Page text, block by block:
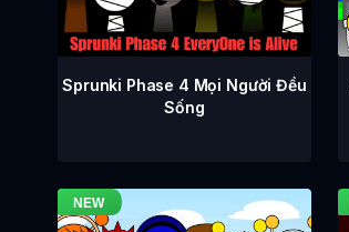
Sprunki Phase 4 Mọi Người Đều
Sống